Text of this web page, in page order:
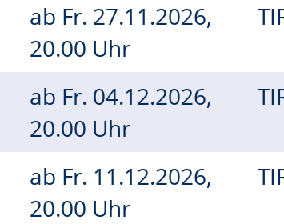
ab Fr. 27.11.2026,
20.00 Uhr
ab Fr. 04.12.2026,
20.00 Uhr
ab Fr. 11.12.2026,
20.00 Uhr